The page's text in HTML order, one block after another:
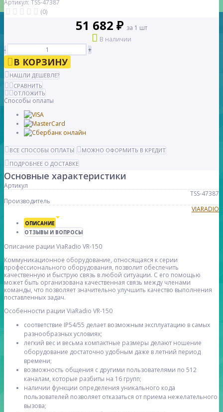
Артикул: TSS-47387
(0)
51 682 ₽ за 1 шт
В наличии
-
+
В КОРЗИНУ
НАШЛИ ДЕШЕВЛЕ?
СРАВНИТЬ
ОТЛОЖИТЬ
Способы оплаты
ВСЕ СПОСОБЫ ОПЛАТЫ
МОЖНО ОФОРМИТЬ В КРЕДИТ
ПОДРОБНЕЕ О ДОСТАВКЕ
Основные характеристики
Артикул
TSS-47387
Производитель
VIARADIO
ОПИСАНИЕ
ОТЗЫВЫ И ВОПРОСЫ
Описание рации ViaRadio VR-150
Коммуникационное оборудование, относящаяся к серии
профессионального оборудования, позволит обеспечить
качественную и быструю связь в любой ситуации. С его помощью
может быть организована качественная связь между членами
команды, что позволяет значительно улучшить качество выполнения
поставленных задач.
Особенности рации ViaRadio VR-150
соответствие IP54/55 делает возможным эксплуатацию в самых
разнообразных условиях;
легкий вес и весьма компактные размеры делают ношение
оборудование достаточно удобным даже в летний период
времени;
возможность общения с другими пользователями по 512
каналам, которые разбиты на 16 групп;
наличии функции определения уникального кода
пользователей позволяет отказаться от приема нежелательного
вызова;